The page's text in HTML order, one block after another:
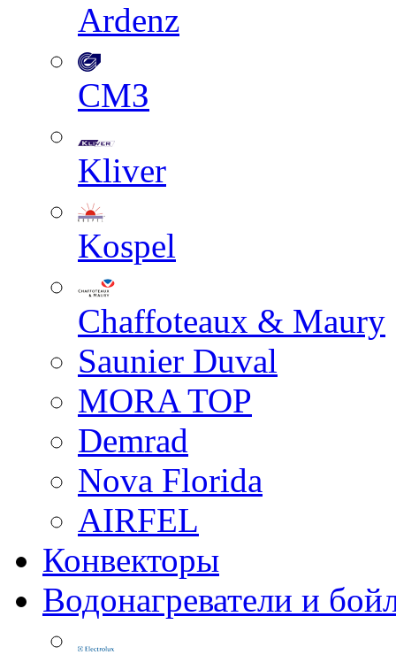
Ardenz
СМЗ
Kliver
Kospel
Chaffoteaux & Maury
Saunier Duval
MORA TOP
Demrad
Nova Florida
AIRFEL
Конвекторы
Водонагреватели и